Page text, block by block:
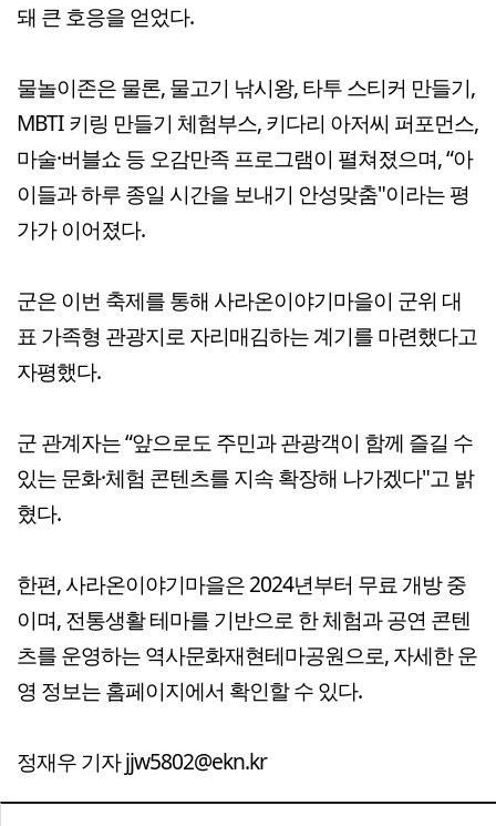
돼 큰 호응을 얻었다.
물놀이존은 물론, 물고기 낚시왕, 타투 스티커 만들기,
MBTI 키링 만들기 체험부스, 키다리 아저씨 퍼포먼스,
마술·버블쇼 등 오감만족 프로그램이 펼쳐졌으며, “아
이들과 하루 종일 시간을 보내기 안성맞춤"이라는 평
가가 이어졌다.
군은 이번 축제를 통해 사라온이야기마을이 군위 대
표 가족형 관광지로 자리매김하는 계기를 마련했다고
자평했다.
군 관계자는 “앞으로도 주민과 관광객이 함께 즐길 수
있는 문화·체험 콘텐츠를 지속 확장해 나가겠다"고 밝
혔다.
한편, 사라온이야기마을은 2024년부터 무료 개방 중
이며, 전통생활 테마를 기반으로 한 체험과 공연 콘텐
츠를 운영하는 역사문화재현테마공원으로, 자세한 운
영 정보는 홈페이지에서 확인할 수 있다.
정재우 기자 jjw5802@ekn.kr